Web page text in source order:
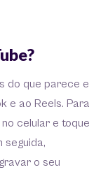
do que parece e
e ao Reels. Para
celular e toque
seguida,
o seu